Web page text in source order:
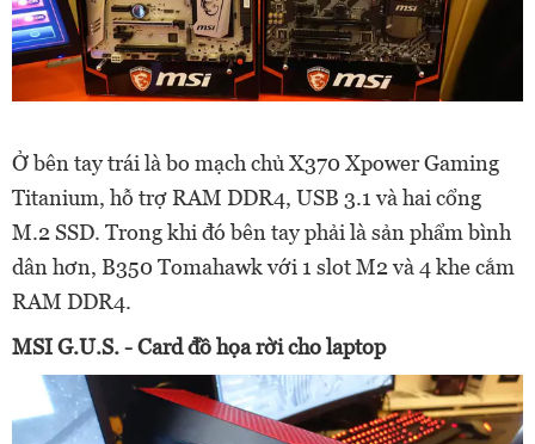
Ở bên tay trái là bo mạch chủ X370 Xpower Gaming
Titanium, hỗ trợ RAM DDR4, USB 3.1 và hai cổng
M.2 SSD. Trong khi đó bên tay phải là sản phẩm bình
dân hơn, B350 Tomahawk với 1 slot M2 và 4 khe cắm
RAM DDR4.
MSI G.U.S. - Card đồ họa rời cho laptop